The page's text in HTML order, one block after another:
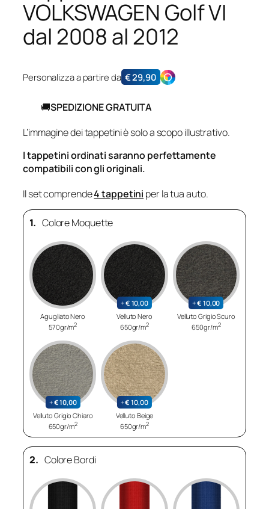
VOLKSWAGEN Golf VI
dal 2008 al 2012
Personalizza a partire da €29,90
🚚SPEDIZIONE GRATUITA
L’immagine dei tappetini è solo a scopo illustrativo.
I tappetini ordinati saranno perfettamente
compatibili con gli originali.
Il set comprende4 tappetini per la tua auto.
1. Colore Moquette
Agugliato Nero
570gr/m2
+€ 10,00
Velluto Nero
650gr/m2
+€ 10,00
Velluto Grigio Scuro
650gr/m2
+€10,00
Velluto Grigio Chiaro
650gr/m2
+€ 10,00
Velluto Beige
650gr/m2
2. Colore Bordi